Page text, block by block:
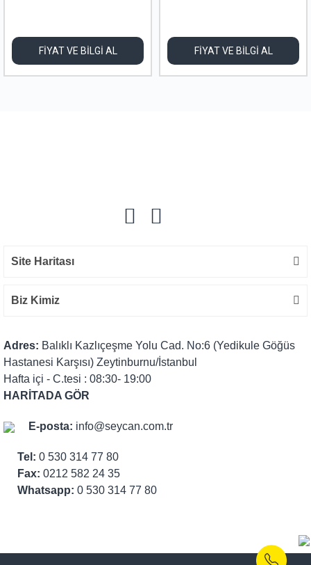
FİYAT VE BİLGİ AL FİYAT VE BİLGİ AL
Site Haritası
Biz Kimiz
Adres: Balıklı Kazlıçeşme Yolu Cad. No:6 (Yedikule Göğüs
Hastanesi Karşısı) Zeytinburnu/İstanbul
Hafta içi - C.tesi : 08:30- 19:00
HARİTADA GÖR
E-posta: info@seycan.com.tr
Tel: 0 530 314 77 80
Fax: 0212 582 24 35
Whatsapp: 0 530 314 77 80